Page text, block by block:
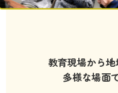
教育現場から地
多様な場面